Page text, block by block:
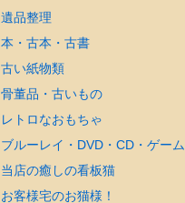
遺品整理
本・古本・古書
古い紙物類
骨董品・古いもの
レトロなおもちゃ
ブルーレイ・DVD・CD・ゲーム
当店の癒しの看板猫
お客様宅のお猫様！